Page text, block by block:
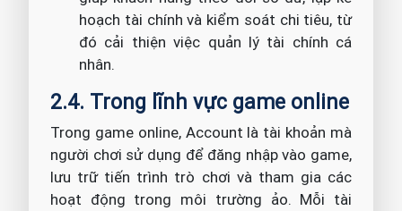
hoạch tài chính và kiểm soát chi tiêu, từ
đó cải thiện việc quản lý tài chính cá
nhân.
2.4. Trong lĩnh vực game online
Trong game online, Account là tài khoản mà
người chơi sử dụng để đăng nhập vào game,
lưu trữ tiến trình trò chơi và tham gia các
hoạt động trong môi trường ảo. Mỗi tài